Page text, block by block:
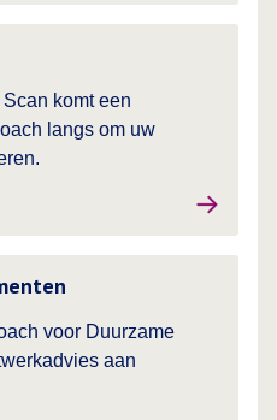
komt een
langs om uw
voor Duurzame
aan